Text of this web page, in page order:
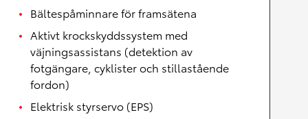
Bältespåminnare för framsätena
Aktivt krockskyddssystem med
väjningsassistans (detektion av
fotgängare, cyklister och stillastående
fordon)
Elektrisk styrservo (EPS)